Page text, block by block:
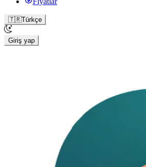
🇹🇷Türkçe
Giriş yap